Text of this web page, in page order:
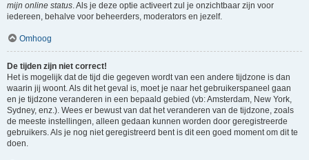
mijn online status. Als je deze optie activeert zul je onzichtbaar zijn voor
iedereen, behalve voor beheerders, moderators en jezelf.
Omhoog
De tijden zijn niet correct!
Het is mogelijk dat de tijd die gegeven wordt van een andere tijdzone is dan
waarin jij woont. Als dit het geval is, moet je naar het gebruikerspaneel gaan
en je tijdzone veranderen in een bepaald gebied (vb: Amsterdam, New York,
Sydney, enz.). Wees er bewust van dat het veranderen van de tijdzone, zoals
de meeste instellingen, alleen gedaan kunnen worden door geregistreerde
gebruikers. Als je nog niet geregistreerd bent is dit een goed moment om dit te
doen.